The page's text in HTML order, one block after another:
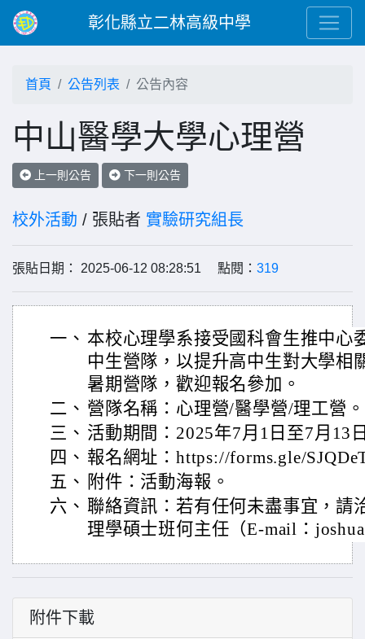
彰化縣立二林高級中學
首頁 公告列表 公告內容
中山醫學大學心理營
上一則公告 下一則公告
校外活動 / 張貼者 實驗研究組長
張貼日期： 2025-06-12 08:28:51 點閱： 319
一、 本校心理學系接受國科會生推中心
中生營隊，以提升高中生對大學相
暑期營隊，歡迎報名參加。
二、 營隊名稱：心理營/醫學營/理工營。
三、 活動期間：2025年7月1日至7月13
四、 報名網址：https://forms.gle/
五、 附件：活動海報。
六、 聯絡資訊：若有任何未盡事宜，請
理學碩士班何主任（E-mail：
附件下載